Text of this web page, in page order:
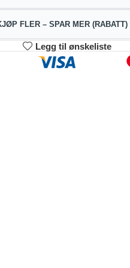
FLER – SPAR MER (RABATT)
3-4 5-9
kr
Legg til ønskeliste